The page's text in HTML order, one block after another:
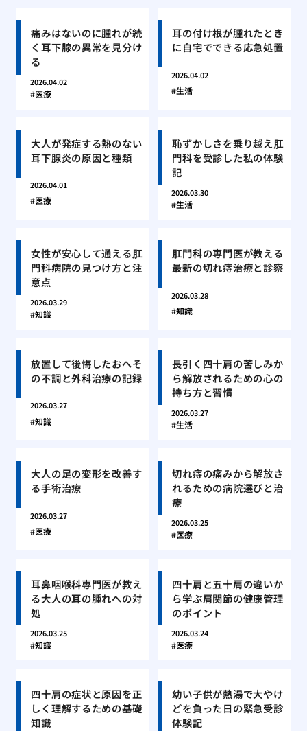
痛みはないのに腫れが続
く耳下腺の異常を見分け
る
2026.04.02
医療
耳の付け根が腫れたとき
に自宅でできる応急処置
2026.04.02
生活
大人が発症する熱のない
耳下腺炎の原因と種類
2026.04.01
医療
恥ずかしさを乗り越え肛
門科を受診した私の体験
記
2026.03.30
生活
女性が安心して通える肛
門科病院の見つけ方と注
意点
2026.03.29
知識
肛門科の専門医が教える
最新の切れ痔治療と診察
2026.03.28
知識
放置して後悔したおへそ
の不調と外科治療の記録
2026.03.27
知識
長引く四十肩の苦しみか
ら解放されるための心の
持ち方と習慣
2026.03.27
生活
大人の足の変形を改善す
る手術治療
2026.03.27
医療
切れ痔の痛みから解放さ
れるための病院選びと治
療
2026.03.25
医療
耳鼻咽喉科専門医が教え
る大人の耳の腫れへの対
処
2026.03.25
知識
四十肩と五十肩の違いか
ら学ぶ肩関節の健康管理
のポイント
2026.03.24
医療
四十肩の症状と原因を正
しく理解するための基礎
知識
幼い子供が熱湯で大やけ
どを負った日の緊急受診
体験記